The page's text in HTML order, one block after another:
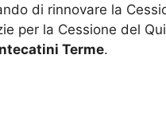
di rinnovare la
per la Cessione del
Terme.